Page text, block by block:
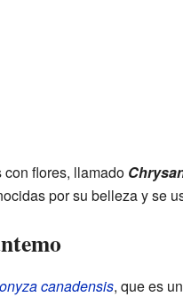
flores, llamado
por su belleza y se
canadensis, que es